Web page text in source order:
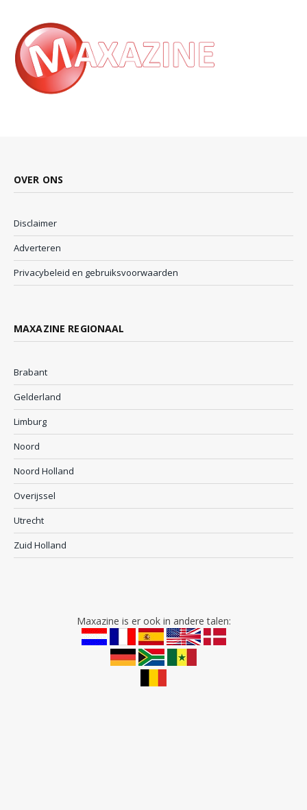
OVER ONS
Disclaimer
Adverteren
Privacybeleid en gebruiksvoorwaarden
MAXAZINE REGIONAAL
Brabant
Gelderland
Limburg
Noord
Noord Holland
Overijssel
Utrecht
Zuid Holland
Maxazine is er ook in andere talen: